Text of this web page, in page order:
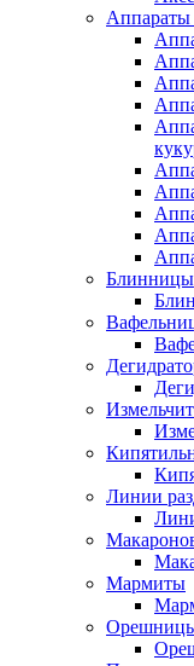
Аппараты
Блинницы
Линии
Мармиты